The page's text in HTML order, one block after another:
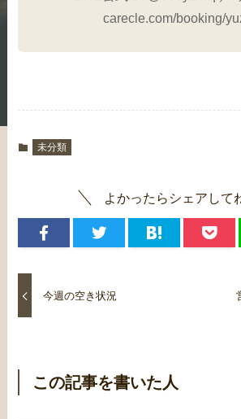
carecle.com/booking/
未分類
よかったらシェアして
今週の空き状況
この記事を書いた人